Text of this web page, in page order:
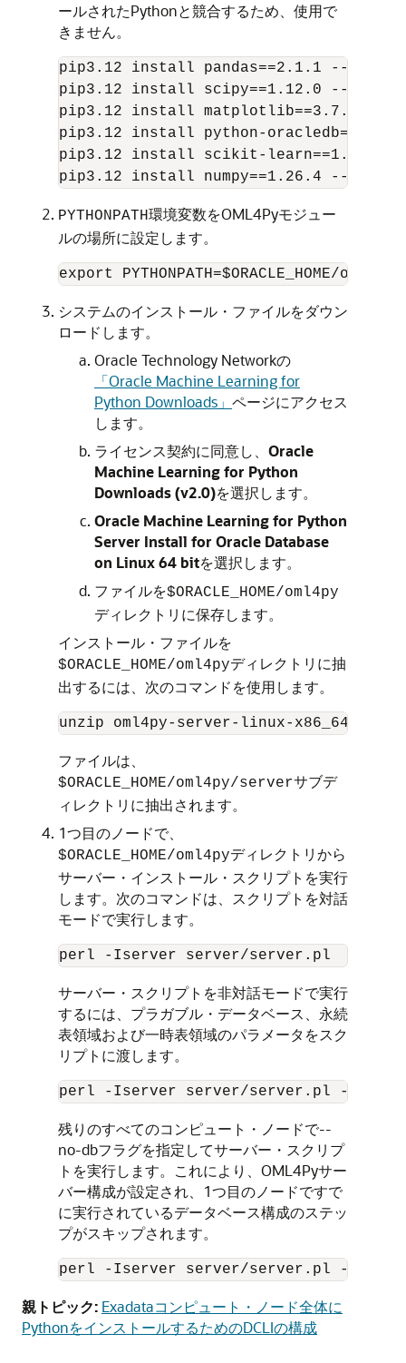
ールされたPythonと競合するため、使用で
きません。
pip3.12 install pandas==2.1.1 --
pip3.12 install scipy==1.12.0 --
pip3.12 install matplotlib==3.7.2 --
pip3.12 install python-oracledb==1.4.2 --
pip3.12 install scikit-learn==1.2.1 --no-
pip3.12 install numpy==1.26.4 --
PYTHONPATH環境変数をOML4Pyモジュー
ルの場所に設定します。
export PYTHONPATH=$ORACLE_HOME/
システムのインストール・ファイルをダウン
ロードします。
Oracle Technology Networkの
「Oracle Machine Learning for
Python Downloads」 ページにアクセス
します。
ライセンス契約に同意し、 Oracle
Machine Learning for Python
Downloads (v2.0)を選択します。
Oracle Machine Learning for Python
Server Install for Oracle Database
on Linux 64 bitを選択します。
ファイルを$ORACLE_HOME/oml4py
ディレクトリに保存します。
インストール・ファイルを
$ORACLE_HOME/oml4pyディレクトリに抽
出するには、次のコマンドを使用します。
unzip oml4py-server-linux-x86_64-2.0.zip
ファイルは、
$ORACLE_HOME/oml4py/serverサブデ
ィレクトリに抽出されます。
1つ目のノードで、
$ORACLE_HOME/oml4pyディレクトリから
サーバー・インストール・スクリプトを実行
します。次のコマンドは、スクリプトを対話
モードで実行します。
perl -Iserver server/server.pl
サーバー・スクリプトを非対話モードで実行
するには、プラガブル・データベース、永続
表領域および一時表領域のパラメータをスク
リプトに渡します。
perl -Iserver server/server.pl -y --pdb
残りのすべてのコンピュート・ノードで--
no-dbフラグを指定してサーバー・スクリプ
トを実行します。これにより、 OML4Pyサー
バー構成が設定され、1つ目のノードですで
に実行されているデータベース構成のステッ
プがスキップされます。
perl -Iserver server/server.pl --no-
親トピック: Exadataコンピュート・ノード全体に
PythonをインストールするためのDCLIの構成